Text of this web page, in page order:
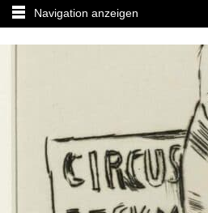
Navigation anzeigen